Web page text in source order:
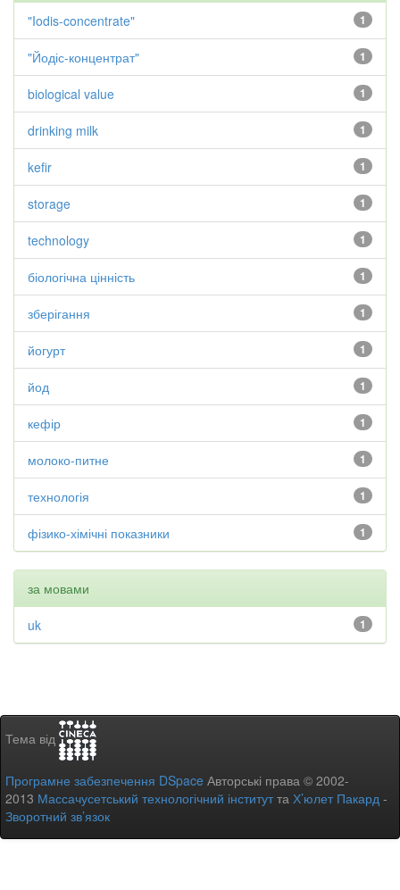
1
"Iodis-concentrate"
1
"Йодіс-концентрат"
1
biological value
1
drinking milk
1
kefir
1
storage
1
technology
1
біологічна цінність
1
зберігання
1
йогурт
1
йод
1
кефір
1
молоко-питне
1
технологія
1
фізико-хімічні показники
за мовами
1
uk
Тема від
Програмне забезпечення DSpace Авторські права © 2002-
2013 Массачусетський технологічний інститутта Х’юлет Пакард -
Зворотний зв’язок